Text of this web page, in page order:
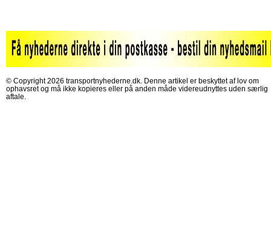
© Copyright 2026 transportnyhederne.dk. Denne artikel er beskyttet af lov om
ophavsret og må ikke kopieres eller på anden måde videreudnyttes uden særlig
aftale.